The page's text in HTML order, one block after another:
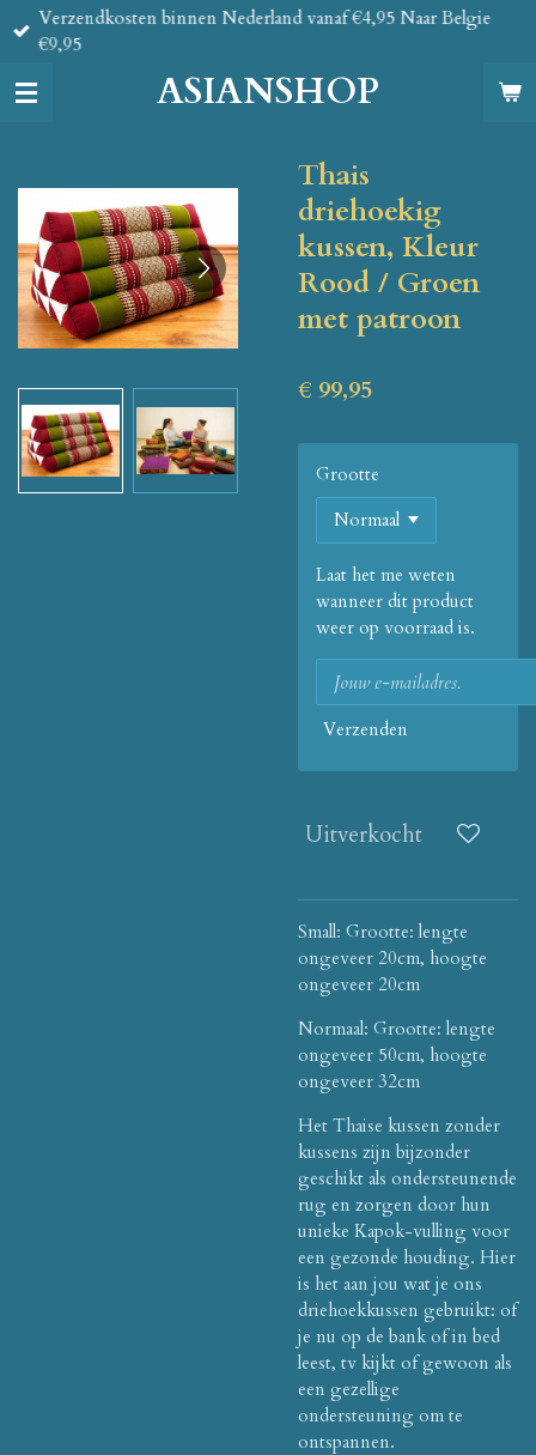
Ga
direct
de
ASIANSHOP
Verzendkosten binnen Nederland vanaf €4,95 Naar Belgie
€9,95
Thais
driehoekig
kussen, Kleur
Rood / Groen
met patroon
€ 99,95
Grootte
Laat het me weten
wanneer dit product
weer op voorraad is.
Verzenden
Uitverkocht
Small: Grootte: lengte
ongeveer 20cm, hoogte
ongeveer 20cm
Normaal: Grootte: lengte
ongeveer 50cm, hoogte
ongeveer 32cm
Het Thaise kussen zonder
kussens zijn bijzonder
geschikt als ondersteunende
rug en zorgen door hun
unieke Kapok-vulling voor
een gezonde houding. Hier
is het aan jou wat je ons
driehoekkussen gebruikt: of
je nu op de bank of in bed
leest, tv kijkt of gewoon als
een gezellige
ondersteuning om te
ontspannen.